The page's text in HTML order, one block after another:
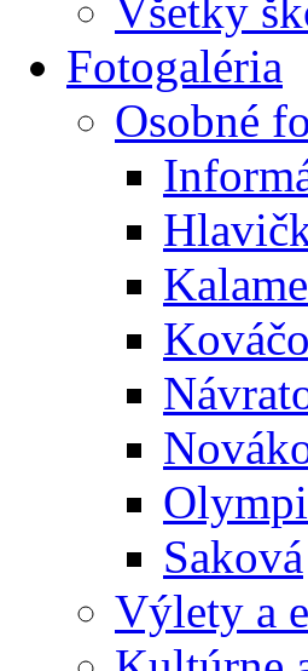
Všetky
Fotogaléria
Osobné
Saková
Výlety a